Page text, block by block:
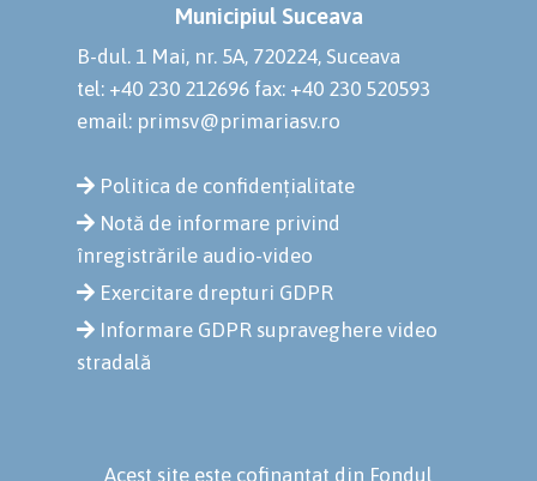
Municipiul Suceava
B-dul. 1 Mai, nr. 5A, 720224, Suceava
tel: +40 230 212696 fax: +40 230 520593
email: primsv@primariasv.ro
Politica de confidențialitate
Notă de informare privind
înregistrările audio-video
Exercitare drepturi GDPR
Informare GDPR supraveghere video
stradală
Acest site este cofinanțat din Fondul